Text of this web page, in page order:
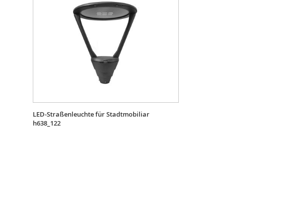
LED-Straßenleuchte für Stadtmobiliar
h638_122